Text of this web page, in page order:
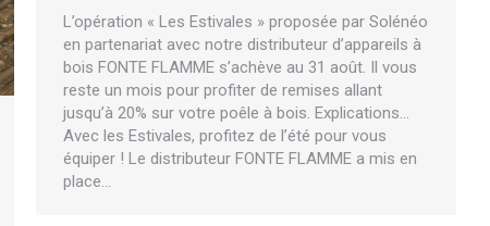
L’opération « Les Estivales » proposée par Solénéo
en partenariat avec notre distributeur d’appareils à
bois FONTE FLAMME s’achève au 31 août. Il vous
reste un mois pour profiter de remises allant
jusqu’à 20% sur votre poêle à bois. Explications…
Avec les Estivales, profitez de l’été pour vous
équiper ! Le distributeur FONTE FLAMME a mis en
place…